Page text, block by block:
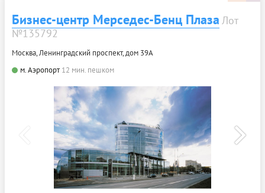
Бизнес-центр Мерседес-Бенц Плаза Лот
№135792
Москва, Ленинградский проспект, дом 39А
м. Аэропорт 12 мин. пешком